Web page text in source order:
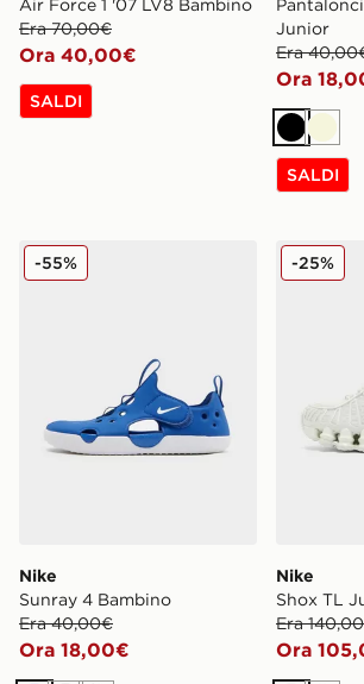
Air Force 1 '07 LV8 Bambino
Era 70,00€
Ora 40,00€
SALDI
Junior
Era
Ora
NeroBeige
SALDI
Nike Sunray 4 Bambino
Nike
Sunray 4 Bambino
Era 40,00€
Ora 18,00€
-55% Nike
Nike
Shox TL
Era
Ora
-25%